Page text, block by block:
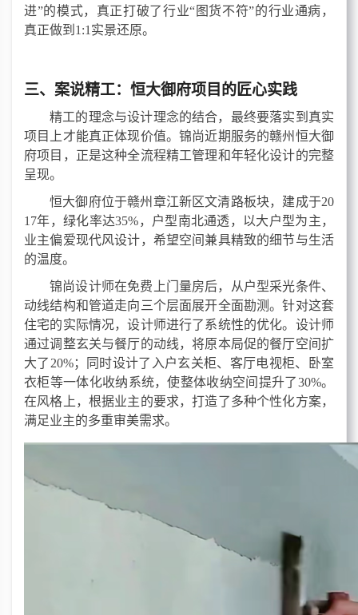
进”的模式， 真正打破了行业“图货不符”的行业通病，
真正做到 1:1实景还原。
三、案说精工：恒大御府项目的匠心实践
精工的理念与设计理念的结合，最终要落实到真实
项目上才能真正体现价值。锦尚近期服务的赣州恒大御
府项目，正是这种全流程精工管理和年轻化设计的完整
呈现。
恒大御府位于赣州章江新区文清路板块，建成于20
17年，绿化率达35%，户型南北通透，以大户型为主，
业主偏爱现代风设计，希望空间兼具精致的细节与生活
的温度。
锦尚设计师在免费上门量房后，从户型采光条件、
动线结构和管道走向三个层面展开全面勘测。针对这套
住宅的实际情况，设计师进行了系统性的优化。设计师
通过调整玄关与餐厅的动线，将原本局促的餐厅空间扩
大了 20%；同时设计了入户玄关柜、客厅电视柜、卧室
衣柜等一体化收纳系统，使整体收纳空间提升了30%。
在风格上，根据业主的要求，打造了多种个性化方案，
满足业主的多重审美需求。